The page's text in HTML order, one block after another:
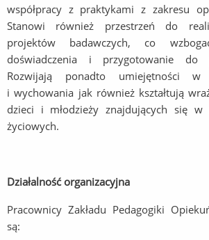
współpracy z praktykami z zakresu
Stanowi również przestrzeń do
projektów badawczych, co
doświadczenia i przygotowanie do
Rozwijają ponadto umiejętności w
i wychowania jak również kształtują
dzieci i młodzieży znajdujących się w
życiowych.
Działalność organizacyjna
Pracownicy Zakładu Pedagogiki
są: